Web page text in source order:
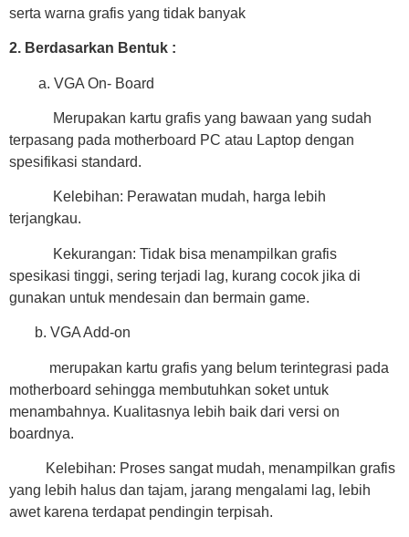
serta warna grafis yang tidak banyak
2. Berdasarkan Bentuk :
a. VGA On- Board
Merupakan kartu grafis yang bawaan yang sudah
terpasang pada motherboard PC atau Laptop dengan
spesifikasi standard.
Kelebihan: Perawatan mudah, harga lebih
terjangkau.
Kekurangan: Tidak bisa menampilkan grafis
spesikasi tinggi, sering terjadi lag, kurang cocok jika di
gunakan untuk mendesain dan bermain game.
b. VGA Add-on
merupakan kartu grafis yang belum terintegrasi pada
motherboard sehingga membutuhkan soket untuk
menambahnya. Kualitasnya lebih baik dari versi on
boardnya.
Kelebihan: Proses sangat mudah, menampilkan grafis
yang lebih halus dan tajam, jarang mengalami lag, lebih
awet karena terdapat pendingin terpisah.